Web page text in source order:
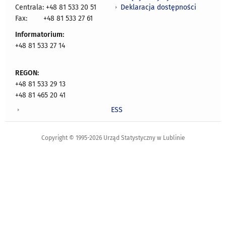
Centrala: +48 81 533 20 51
Fax:
+48 81 533 27 61
Informatorium:
+48 81 533 27 14
REGON:
+48 81 533 29 13
+48 81 465 20 41
Deklaracja dostępności
ESS
Copyright © 1995-2026 Urząd Statystyczny w Lublinie